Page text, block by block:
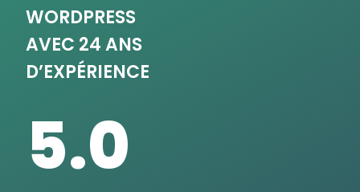
WORDPRESS
AVEC 24 ANS
D’EXPÉRIENCE
5.0